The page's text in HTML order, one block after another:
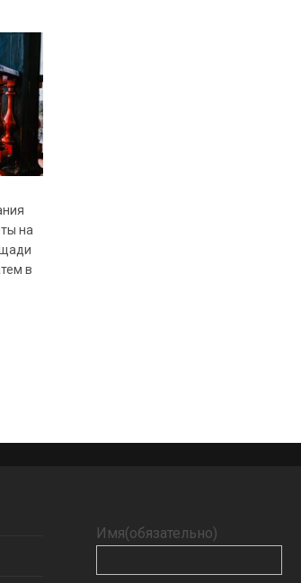
на
в
Имя(обязательно)